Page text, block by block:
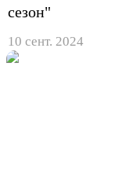
сезон"
10 сент. 2024